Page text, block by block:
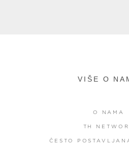
VIŠE O
O NAMA
TH
ČESTO